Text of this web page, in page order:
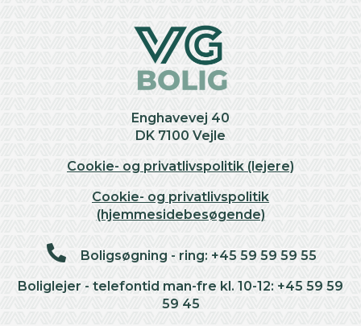
Enghavevej 40
DK 7100 Vejle
Cookie- og privatlivspolitik (lejere)
Cookie- og privatlivspolitik
(hjemmesidebesøgende)
Boligsøgning - ring: +45 59 59 59 55
Boliglejer - telefontid man-fre kl. 10-12: +45 59 59
59 45